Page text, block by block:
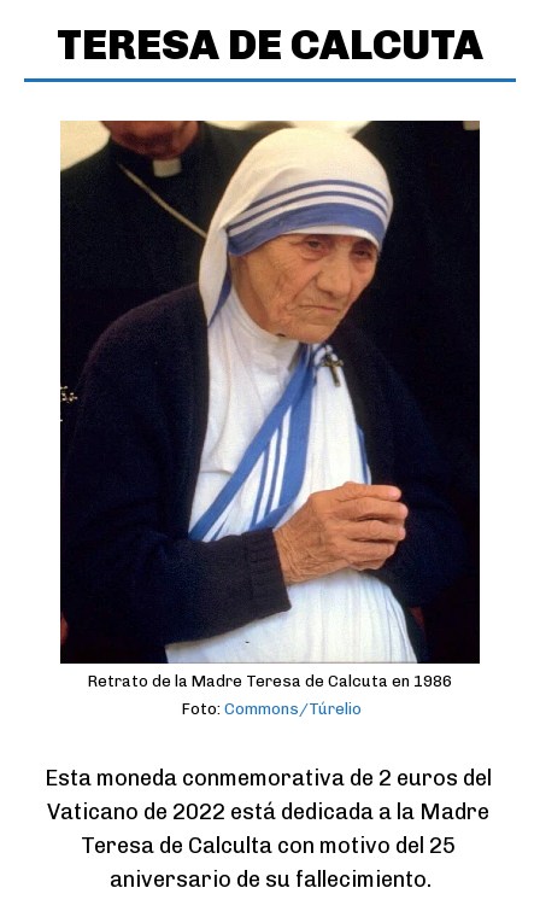
TERESA DE CALCUTA
Retrato de la Madre Teresa de Calcuta en 1986
Foto: Commons/Túrelio
Esta moneda conmemorativa de 2 euros del
Vaticano de 2022 está dedicada a la Madre
Teresa de Calculta con motivo del 25
aniversario de su fallecimiento.